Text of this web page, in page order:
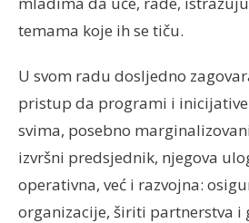
temama koje ih se tiču.
U svom radu dosljedno
pristup da programi i
svima, posebno
izvršni predsjednik, njegova
operativna, već i razvojna:
organizacije, širiti partnerstva i